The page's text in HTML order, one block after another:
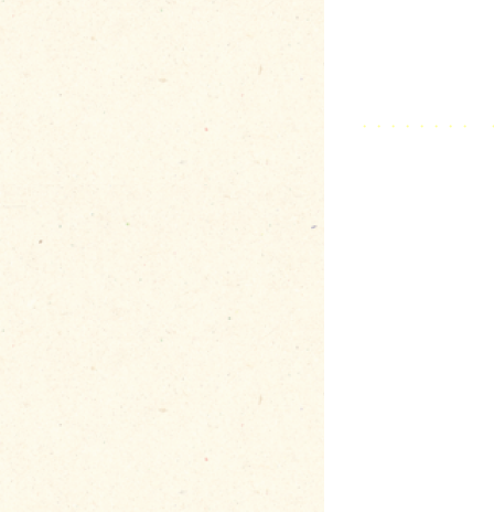
・・・・・・・・